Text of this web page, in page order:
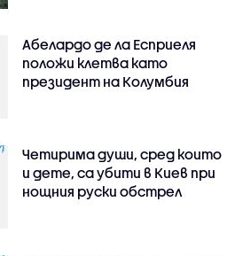
Абелардо де ла Есприеля
положи клетва като
президент на Колумбия
Четирима души, сред които
и дете, са убити в Киев при
нощния руски обстрел